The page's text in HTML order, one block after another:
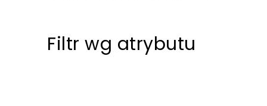
Filtr wg atrybutu